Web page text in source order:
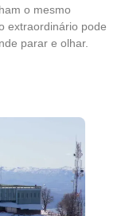
o mesmo
extraordinário pode
parar e olhar.